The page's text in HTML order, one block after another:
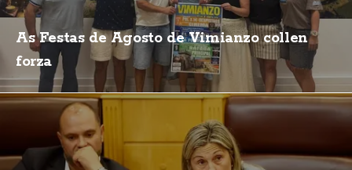
As Festas de Agosto de Vimianzo collen
forza